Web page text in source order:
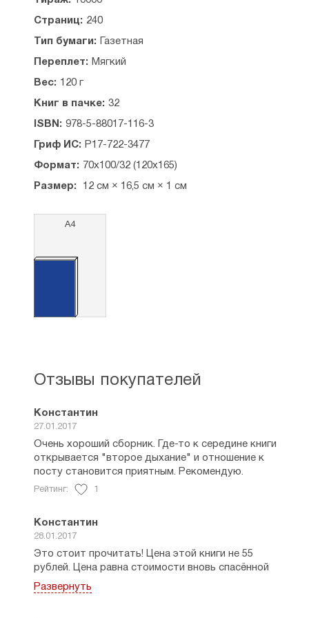
Страниц: 240
Тип бумаги: Газетная
Переплет: Мягкий
Вес: 120 г
Книг в пачке: 32
ISBN: 978-5-88017-116-3
Гриф ИС: Р17-722-3477
Формат: 70х100/32 (120х165)
Размер: 12 см × 16,5 см × 1 см
А4
Отзывы покупателей
Константин
27.01.2017
Очень хороший сборник. Где-то к середине книги
открывается "второе дыхание" и отношение к
посту становится приятным. Рекомендую.
Рейтинг: 1
Константин
28.01.2017
Это стоит прочитать! Цена этой книги не 55
рублей. Цена равна стоимости вновь спасённой
души, ранее искупленной Христом Богом, но так
легко предавшей Его.
Развернуть